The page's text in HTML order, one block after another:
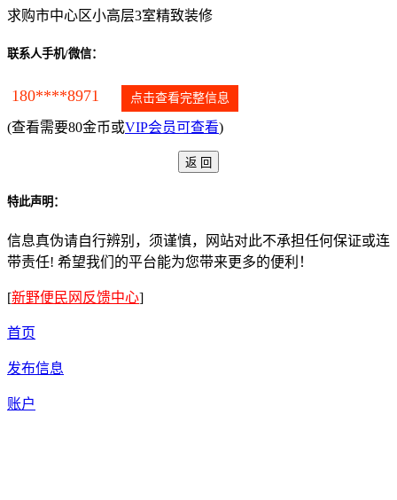
求购市中心区小高层3室精致装修
联系人手机/微信：
180****8971 点击查看完整信息
(查看需要80金币或VIP会员可查看)
特此声明：
信息真伪请自行辨别，须谨慎，网站对此不承担任何保证或连
带责任! 希望我们的平台能为您带来更多的便利！
[新野便民网反馈中心]
首页
发布信息
账户